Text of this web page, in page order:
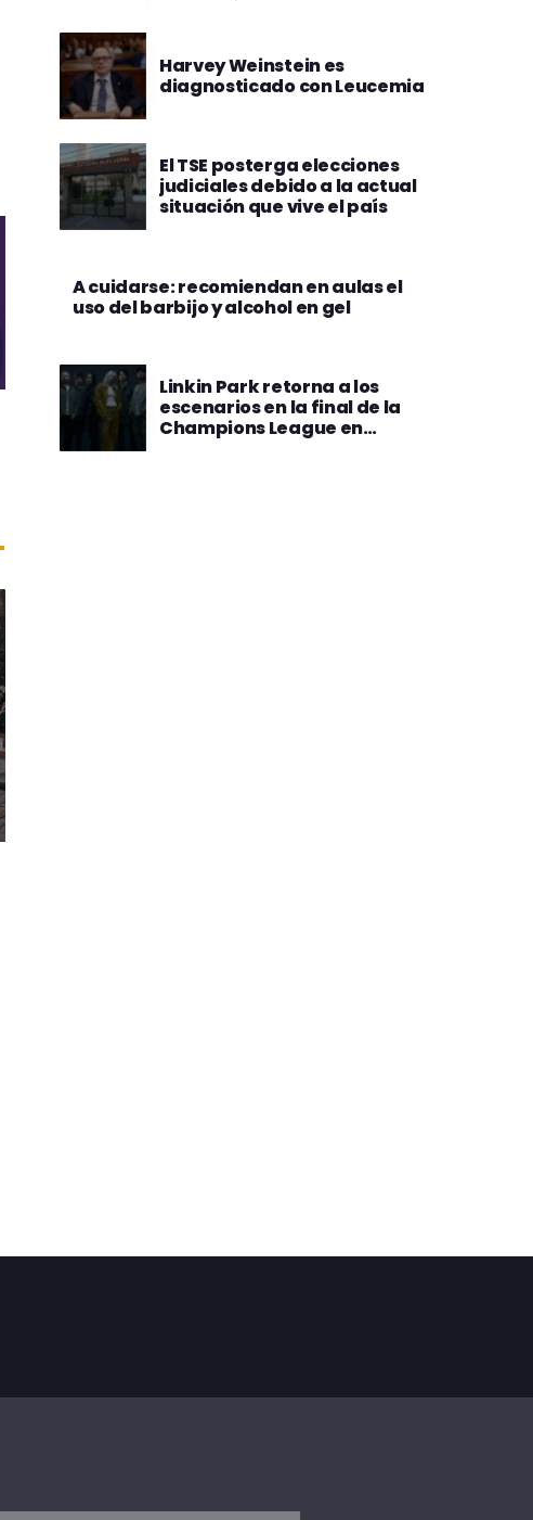
Harvey Weinstein es
diagnosticado con Leucemia
El TSE posterga elecciones
judiciales debido a la actual
situación que vive el país
A cuidarse: recomiendan en aulas el
uso del barbijo y alcohol en gel
Linkin Park retorna a los
escenarios en la final de la
Champions League en